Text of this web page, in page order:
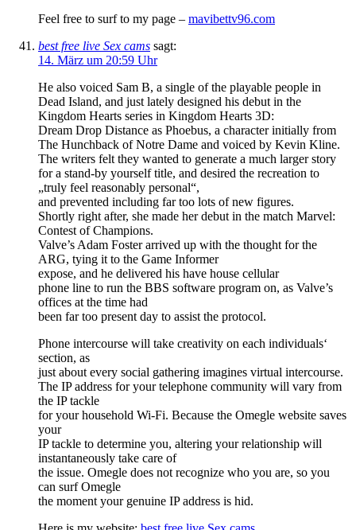
Feel free to surf to my page – mavibettv96.com
best free live Sex cams sagt:
14. März um 20:59 Uhr
He also voiced Sam B, a single of the playable people in
Dead Island, and just lately designed his debut in the
Kingdom Hearts series in Kingdom Hearts 3D:
Dream Drop Distance as Phoebus, a character initially from
The Hunchback of Notre Dame and voiced by Kevin Kline.
The writers felt they wanted to generate a much larger story
for a stand-by yourself title, and desired the recreation to
„truly feel reasonably personal“,
and prevented including far too lots of new figures.
Shortly right after, she made her debut in the match Marvel:
Contest of Champions.
Valve’s Adam Foster arrived up with the thought for the
ARG, tying it to the Game Informer
expose, and he delivered his have house cellular
phone line to run the BBS software program on, as Valve’s
offices at the time had
been far too present day to assist the protocol.
Phone intercourse will take creativity on each individuals‘
section, as
just about every social gathering imagines virtual intercourse.
The IP address for your telephone community will vary from
the IP tackle
for your household Wi-Fi. Because the Omegle website saves
your
IP tackle to determine you, altering your relationship will
instantaneously take care of
the issue. Omegle does not recognize who you are, so you
can surf Omegle
the moment your genuine IP address is hid.